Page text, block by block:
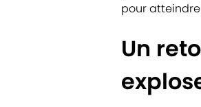
pour atteindre
Un